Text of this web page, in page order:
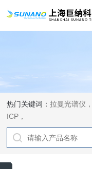
热门关键词：拉曼光谱仪
ICP，